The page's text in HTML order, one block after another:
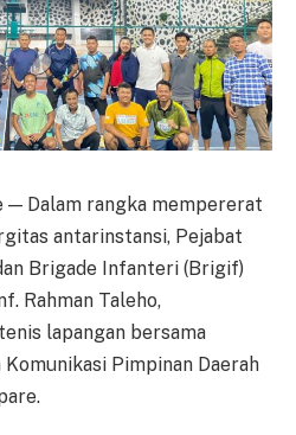
— Dalam rangka mempererat
antarinstansi, Pejabat
Brigade Infanteri (Brigif)
Rahman Taleho,
lapangan bersama
Pimpinan Daerah